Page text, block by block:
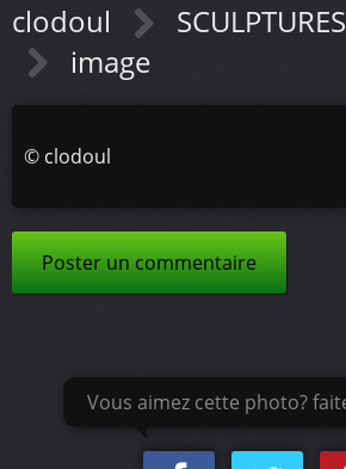
clodoul
image
© clodoul
Poster un commentaire
Vous aimez cette photo?